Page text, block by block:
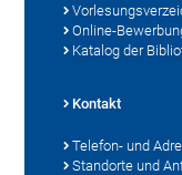
Online-
Katalog der
Kontakt
Telefon- und
Standorte und